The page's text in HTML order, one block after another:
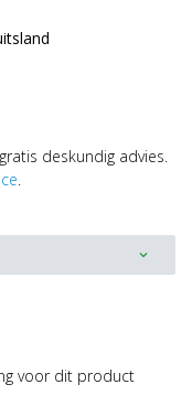
deskundig advies.
.
expand_more
voor dit product